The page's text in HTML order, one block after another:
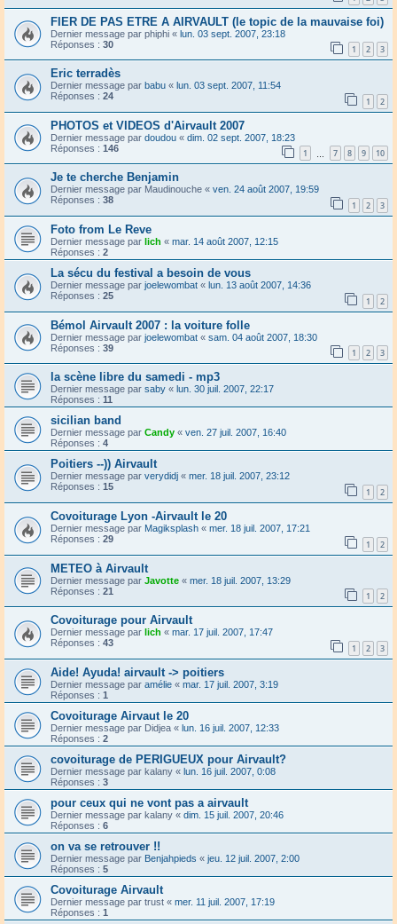
FIER DE PAS ETRE A AIRVAULT (le topic de la mauvaise foi)
Dernier message par phiphi « lun. 03 sept. 2007, 23:18
Réponses : 30 1 2 3
Eric terradès
Dernier message par babu « lun. 03 sept. 2007, 11:54
Réponses : 24 1 2
PHOTOS et VIDEOS d'Airvault 2007
Dernier message par doudou « dim. 02 sept. 2007, 18:23
Réponses : 146 1 7 8 9 10
Je te cherche Benjamin
Dernier message par Maudinouche « ven. 24 août 2007, 19:59
Réponses : 38 1 2 3
Foto from Le Reve
Dernier message par lich « mar. 14 août 2007, 12:15
Réponses : 2
La sécu du festival a besoin de vous
Dernier message par joelewombat « lun. 13 août 2007, 14:36
Réponses : 25 1 2
Bémol Airvault 2007 : la voiture folle
Dernier message par joelewombat « sam. 04 août 2007, 18:30
Réponses : 39 1 2 3
la scène libre du samedi - mp3
Dernier message par saby « lun. 30 juil. 2007, 22:17
Réponses : 11
sicilian band
Dernier message par Candy « ven. 27 juil. 2007, 16:40
Réponses : 4
Poitiers --)) Airvault
Dernier message par verydidj « mer. 18 juil. 2007, 23:12
Réponses : 15 1 2
Covoiturage Lyon -Airvault le 20
Dernier message par Magiksplash « mer. 18 juil. 2007, 17:21
Réponses : 29 1 2
METEO à Airvault
Dernier message par Javotte « mer. 18 juil. 2007, 13:29
Réponses : 21 1 2
Covoiturage pour Airvault
Dernier message par lich « mar. 17 juil. 2007, 17:47
Réponses : 43 1 2 3
Aide! Ayuda! airvault -> poitiers
Dernier message par amélie « mar. 17 juil. 2007, 3:19
Réponses : 1
Covoiturage Airvaut le 20
Dernier message par Didjea « lun. 16 juil. 2007, 12:33
Réponses : 2
covoiturage de PERIGUEUX pour Airvault?
Dernier message par kalany « lun. 16 juil. 2007, 0:08
Réponses : 3
pour ceux qui ne vont pas a airvault
Dernier message par kalany « dim. 15 juil. 2007, 20:46
Réponses : 6
on va se retrouver !!
Dernier message par Benjahpieds « jeu. 12 juil. 2007, 2:00
Réponses : 5
Covoiturage Airvault
Dernier message par trust « mer. 11 juil. 2007, 17:19
Réponses : 1